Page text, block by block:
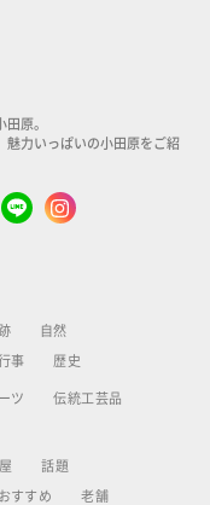
原。
魅力いっぱいの小田原をご紹
自然
事 歴史
ツ 伝統工芸品
話題
おすすめ 老舗